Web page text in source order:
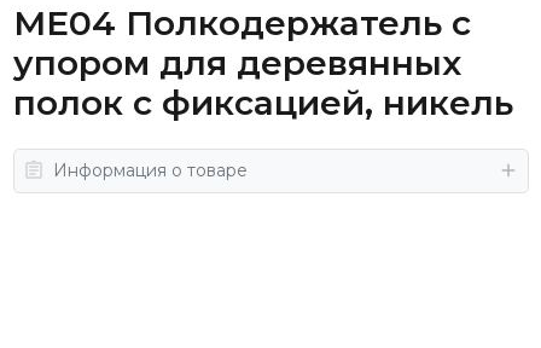
ME04 Полкодержатель с
упором для деревянных
полок с фиксацией, никель
Информация о товаре